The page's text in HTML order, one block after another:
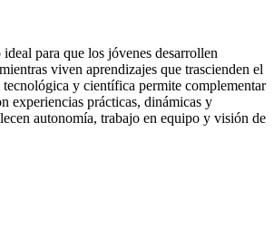
para que los jóvenes desarrollen
viven aprendizajes que trascienden el
y científica permite complementar
experiencias prácticas, dinámicas y
autonomía, trabajo en equipo y visión de